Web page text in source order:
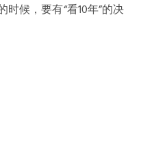
候，要有“看10年”的决